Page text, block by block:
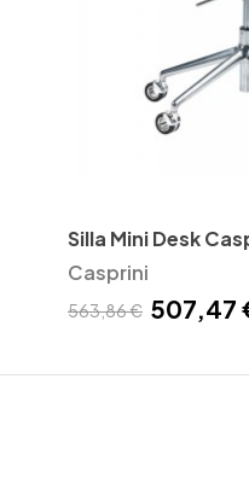
Silla Mini Desk
Casprini
563,86 € 507,47